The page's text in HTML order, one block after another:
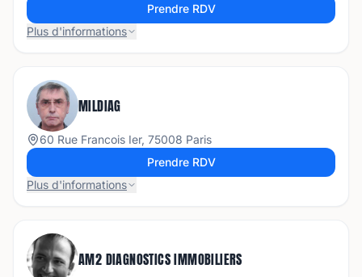
Prendre RDV
Plus d'informations
MILDIAG
60 Rue Francois Ier, 75008 Paris
Prendre RDV
Plus d'informations
AM2 DIAGNOSTICS IMMOBILIERS